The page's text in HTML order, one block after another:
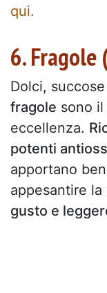
qui.
6. Fragole
Dolci,
fragole sono
eccellenza.
potenti
apportano
appesantire
gusto e